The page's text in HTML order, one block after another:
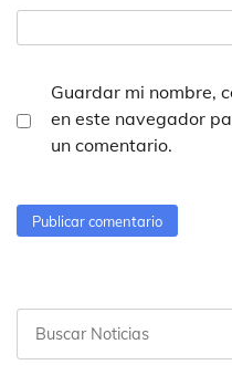
Guardar mi nombre,
en este navegador
un comentario.